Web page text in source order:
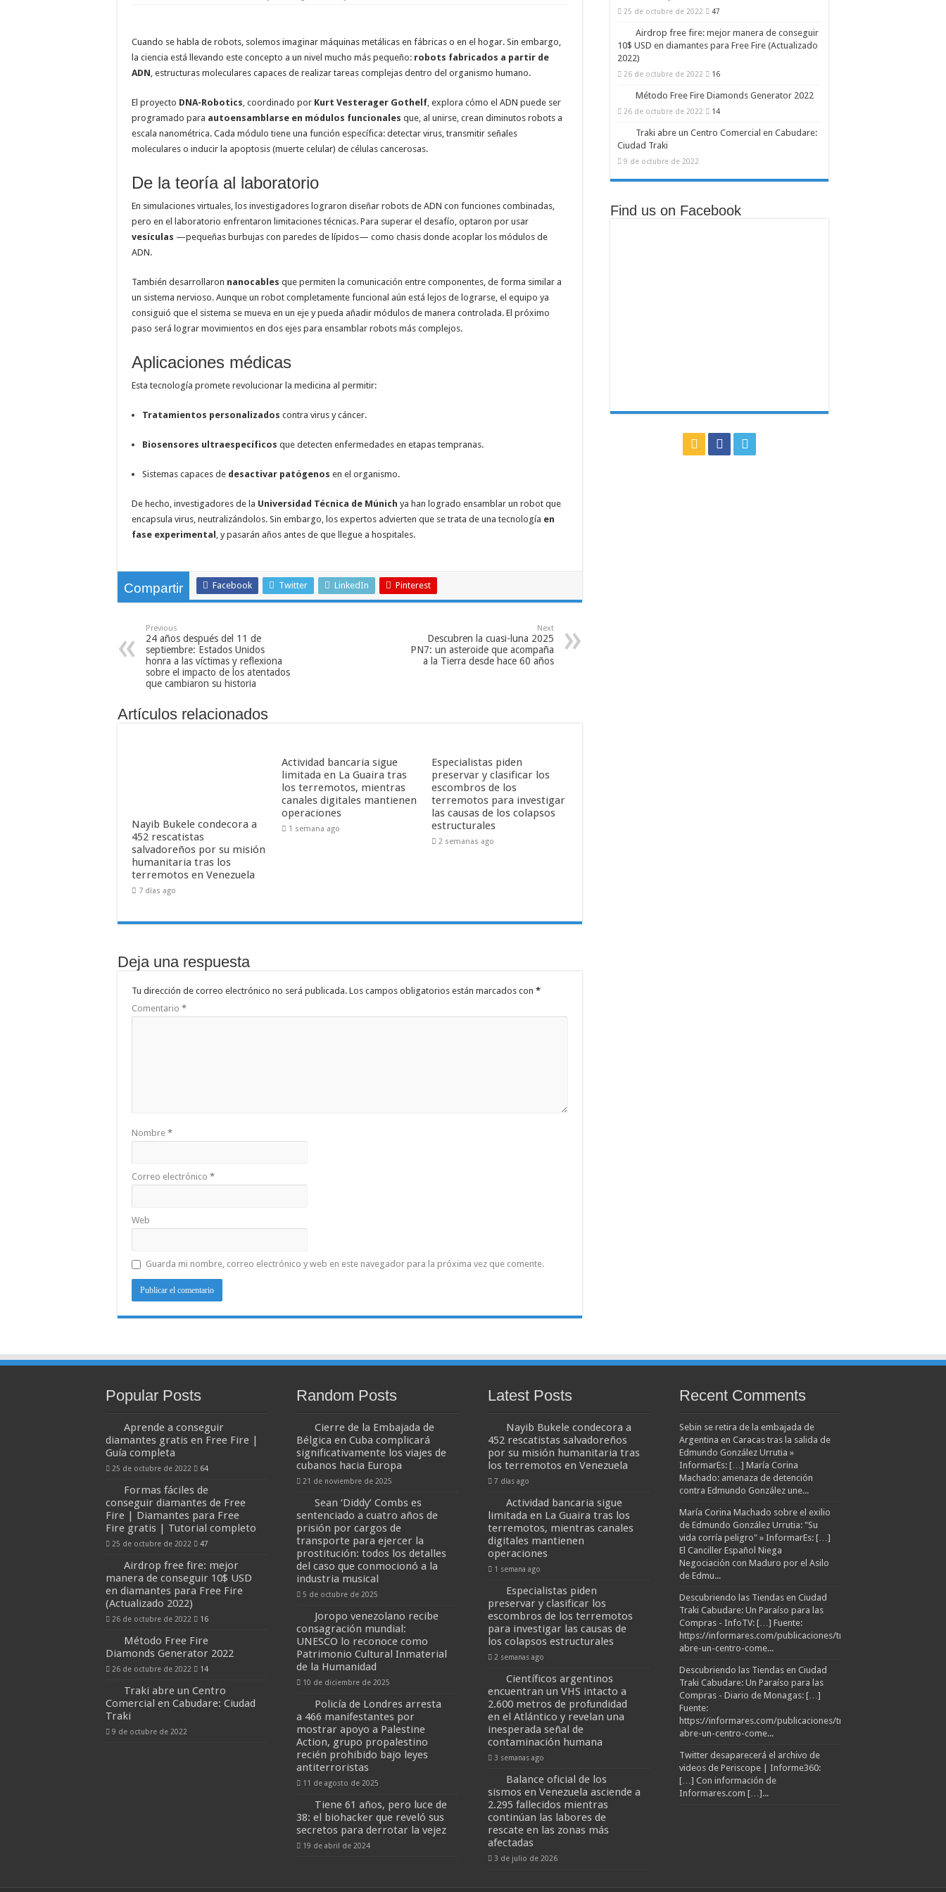
Meta presenta sus nuevos lentes inteligentes sin Ray-Ban: modelos más económicos, personalizables y con inteligencia artificial integrada
Las 5 habilidades humanas que la inteligencia artificial aún no puede reemplazar y que serán clave para el empleo del futuro
Alexander Zverev conquista Roland Garros 2026 y sacude el ranking ATP: así quedaron las posiciones tras el Grand Slam de París
Cuando se habla de robots, solemos imaginar máquinas metálicas en fábricas o en el hogar. Sin embargo,
la ciencia está llevando este concepto a un nivel mucho más pequeño: robots fabricados a partir de
ADN, estructuras moleculares capaces de realizar tareas complejas dentro del organismo humano.
El proyecto DNA-Robotics, coordinado por Kurt Vesterager Gothelf, explora cómo el ADN puede ser
programado para autoensamblarse en módulos funcionales que, al unirse, crean diminutos robots a
escala nanométrica. Cada módulo tiene una función específica: detectar virus, transmitir señales
moleculares o inducir la apoptosis (muerte celular) de células cancerosas.
De la teoría al laboratorio
En simulaciones virtuales, los investigadores lograron diseñar robots de ADN con funciones combinadas,
pero en el laboratorio enfrentaron limitaciones técnicas. Para superar el desafío, optaron por usar
vesículas —pequeñas burbujas con paredes de lípidos— como chasis donde acoplar los módulos de
ADN.
También desarrollaron nanocables que permiten la comunicación entre componentes, de forma similar a
un sistema nervioso. Aunque un robot completamente funcional aún está lejos de lograrse, el equipo ya
consiguió que el sistema se mueva en un eje y pueda añadir módulos de manera controlada. El próximo
paso será lograr movimientos en dos ejes para ensamblar robots más complejos.
Aplicaciones médicas
Esta tecnología promete revolucionar la medicina al permitir:
Tratamientos personalizados contra virus y cáncer.
Biosensores ultraespecíficos que detecten enfermedades en etapas tempranas.
Sistemas capaces de desactivar patógenos en el organismo.
De hecho, investigadores de la Universidad Técnica de Múnich ya han logrado ensamblar un robot que
encapsula virus, neutralizándolos. Sin embargo, los expertos advierten que se trata de una tecnología en
fase experimental , y pasarán años antes de que llegue a hospitales.
Compartir Facebook Twitter LinkedIn Pinterest
Previous
24 años después del 11 de
septiembre: Estados Unidos
honra a las víctimas y reflexiona
sobre el impacto de los atentados
que cambiaron su historia
Next
Descubren la cuasi-luna 2025
PN7: un asteroide que acompaña
a la Tierra desde hace 60 años
Artículos relacionados
Nayib Bukele condecora a
452 rescatistas
salvadoreños por su misión
humanitaria tras los
terremotos en Venezuela
7 días ago
Actividad bancaria sigue
limitada en La Guaira tras
los terremotos, mientras
canales digitales mantienen
operaciones
1 semana ago
Especialistas piden
preservar y clasificar los
escombros de los
terremotos para investigar
las causas de los colapsos
estructurales
2 semanas ago
Deja una respuesta
Tu dirección de correo electrónico no será publicada. Los campos obligatorios están marcados con *
Comentario *
Nombre *
Correo electrónico *
Web
Guarda mi nombre, correo electrónico y web en este navegador para la próxima vez que comente.
25 de octubre de 2022 47
Airdrop free fire: mejor manera de conseguir
10$ USD en diamantes para Free Fire (Actualizado
2022)
26 de octubre de 2022 16
Método Free Fire Diamonds Generator 2022
26 de octubre de 2022 14
Traki abre un Centro Comercial en Cabudare:
Ciudad Traki
9 de octubre de 2022
Find us on Facebook
Popular Posts
Aprende a conseguir
diamantes gratis en Free Fire |
Guía completa
25 de octubre de 2022 64
Formas fáciles de
conseguir diamantes de Free
Fire | Diamantes para Free
Fire gratis | Tutorial completo
25 de octubre de 2022 47
Airdrop free fire: mejor
manera de conseguir 10$ USD
en diamantes para Free Fire
(Actualizado 2022)
26 de octubre de 2022 16
Método Free Fire
Diamonds Generator 2022
26 de octubre de 2022 14
Traki abre un Centro
Comercial en Cabudare: Ciudad
Traki
9 de octubre de 2022
Random Posts
Cierre de la Embajada de
Bélgica en Cuba complicará
significativamente los viajes de
cubanos hacia Europa
21 de noviembre de 2025
Sean ‘Diddy’ Combs es
sentenciado a cuatro años de
prisión por cargos de
transporte para ejercer la
prostitución: todos los detalles
del caso que conmocionó a la
industria musical
5 de octubre de 2025
Joropo venezolano recibe
consagración mundial:
UNESCO lo reconoce como
Patrimonio Cultural Inmaterial
de la Humanidad
10 de diciembre de 2025
Policía de Londres arresta
a 466 manifestantes por
mostrar apoyo a Palestine
Action, grupo propalestino
recién prohibido bajo leyes
antiterroristas
11 de agosto de 2025
Tiene 61 años, pero luce de
38: el biohacker que reveló sus
secretos para derrotar la vejez
19 de abril de 2024
Latest Posts
Nayib Bukele condecora a
452 rescatistas salvadoreños
por su misión humanitaria tras
los terremotos en Venezuela
7 días ago
Actividad bancaria sigue
limitada en La Guaira tras los
terremotos, mientras canales
digitales mantienen
operaciones
1 semana ago
Especialistas piden
preservar y clasificar los
escombros de los terremotos
para investigar las causas de
los colapsos estructurales
2 semanas ago
Científicos argentinos
encuentran un VHS intacto a
2.600 metros de profundidad
en el Atlántico y revelan una
inesperada señal de
contaminación humana
3 semanas ago
Balance oficial de los
sismos en Venezuela asciende a
2.295 fallecidos mientras
continúan las labores de
rescate en las zonas más
afectadas
3 de julio de 2026
Recent Comments
Sebin se retira de la embajada de
Argentina en Caracas tras la salida de
Edmundo González Urrutia »
InformarEs: […] María Corina
Machado: amenaza de detención
contra Edmundo González une...
María Corina Machado sobre el exilio
de Edmundo González Urrutia: "Su
vida corría peligro" » InformarEs: […]
El Canciller Español Niega
Negociación con Maduro por el Asilo
de Edmu...
Descubriendo las Tiendas en Ciudad
Traki Cabudare: Un Paraíso para las
Compras - InfoTV: […] Fuente:
https://informares.com/publicaciones/traki-
abre-un-centro-come...
Descubriendo las Tiendas en Ciudad
Traki Cabudare: Un Paraíso para las
Compras - Diario de Monagas: […]
Fuente:
https://informares.com/publicaciones/traki-
abre-un-centro-come...
Twitter desaparecerá el archivo de
videos de Periscope | Informe360:
[…] Con información de
Informares.com […]...